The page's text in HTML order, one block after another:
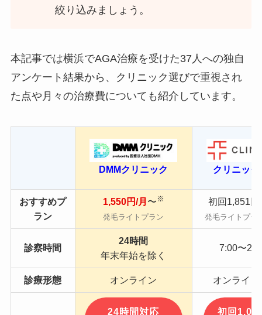
絞り込みましょう。
本記事では横浜でAGA治療を受けた37人への独自
アンケート結果から、クリニック選びで重視され
た点や月々の治療費についても紹介しています。
DMMクリニック クリニッ
おすすめプ
ラン
1,550円/月 〜 ※
発毛ライトプラン
初回1,851円
発毛ライトプラ
診察時間
24時間
年末年始を除く
7:00〜
診療形態 オンライン オンライ
24時間対応
初回